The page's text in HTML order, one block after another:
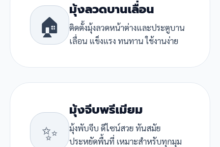
🏠
มุ้งลวดบานเลื่อน
ติดตั้งมุ้งลวดหน้าต่างและประตูบาน
เลื่อน แข็งแรง ทนทาน ใช้งานง่าย
✨
มุ้งจีบพรีเมียม
มุ้งพับจีบ ดีไซน์สวย ทันสมัย
ประหยัดพื้นที่ เหมาะสำหรับทุกมุม